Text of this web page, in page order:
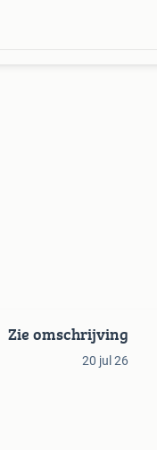
Zie omschrijving
20 jul 26